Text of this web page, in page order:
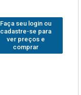
Faça seu login ou
cadastre-se para
ver preços e
comprar